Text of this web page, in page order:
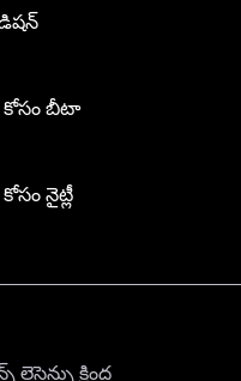
బీటా
నైట్లీ
లైసెన్సు క్రింద